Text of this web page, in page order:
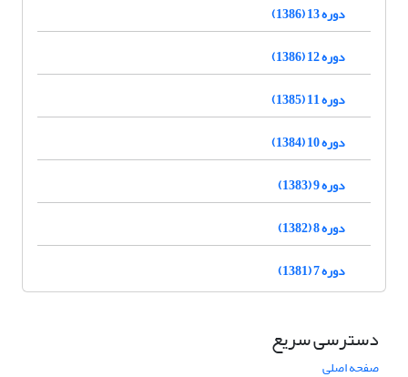
دوره 13 (1386)
دوره 12 (1386)
دوره 11 (1385)
دوره 10 (1384)
دوره 9 (1383)
دوره 8 (1382)
دوره 7 (1381)
دسترسی سریع
صفحه اصلی